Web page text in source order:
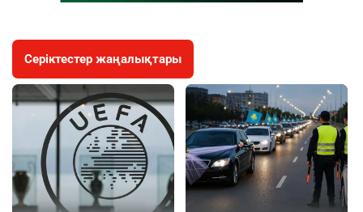
Серіктестер жаңалықтары